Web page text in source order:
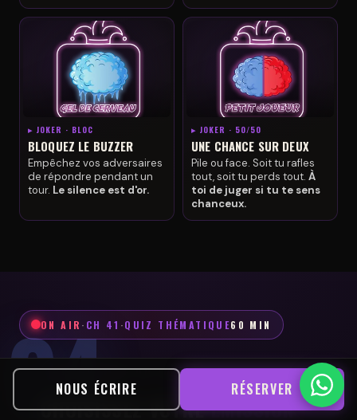
▸ JOKER · BLOC
BLOQUEZ LE BUZZER
Empêchez vos adversaires
de répondre pendant un
tour. Le silence est d'or.
▸ JOKER · 50/50
UNE CHANCE SUR DEUX
Pile ou face. Soit tu rafles
tout, soit tu perds tout. À
toi de juger si tu te sens
chanceux.
ON AIR · CH 41 ·QUIZ THÉMATIQUE60 MIN
PROGRAMME DU JOUR
CHOISISSEZ VOTREÉMISSION
NOUS ÉCRIRE RÉSERVER